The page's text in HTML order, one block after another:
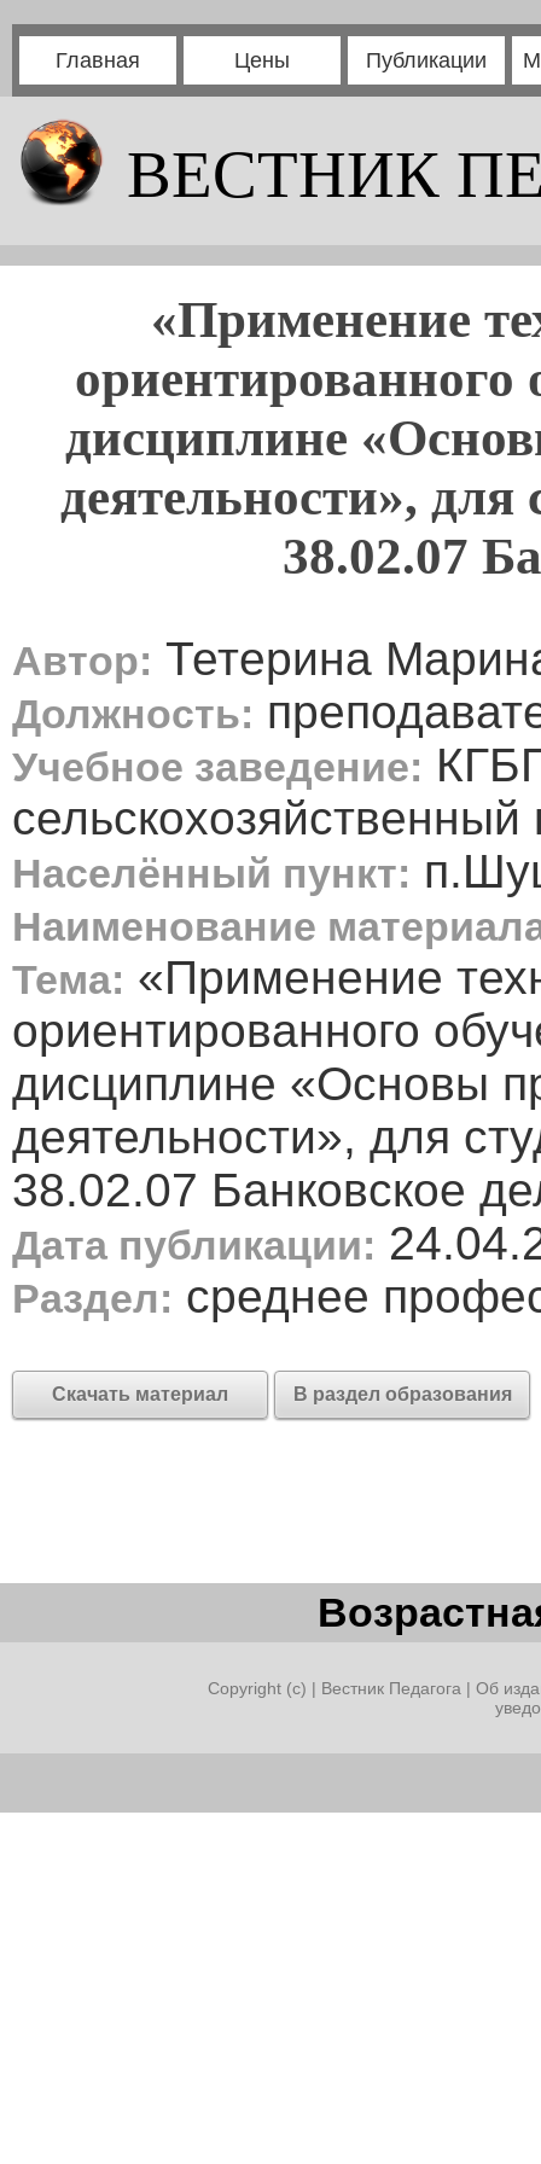
Главная Цены Публикации
ВЕСТНИК
«Применение
ориентированного
дисциплине
деятельности», для
38.02.07
Автор: Тетерина
Должность:
Учебное заведение:
Населённый пункт:
Наименование
Тема: «Применение
ориентированного
дисциплине «Основы
деятельности», для
38.02.07 Банковское
Дата публикации:
Раздел: среднее
Скачать материал В раздел образования
Copyright (c) | Вестник Педагога | Об